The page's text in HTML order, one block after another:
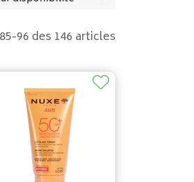
96 des 146 articles